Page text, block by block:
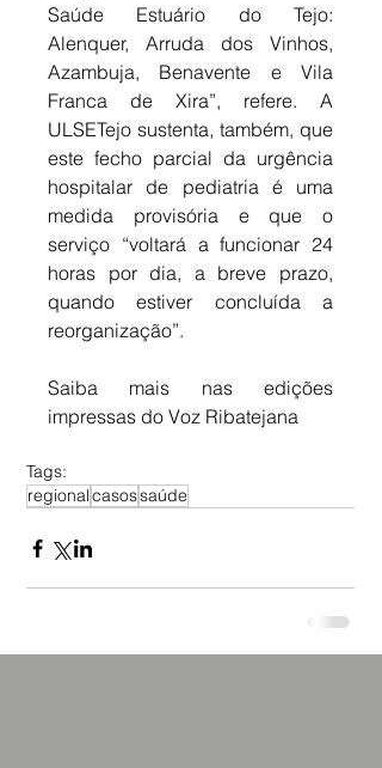
Saúde Estuário do Tejo:
Alenquer, Arruda dos Vinhos,
Azambuja, Benavente e Vila
Franca de Xira”, refere. A
ULSETejo sustenta, também, que
este fecho parcial da urgência
hospitalar de pediatria é uma
medida provisória e que o
serviço “voltará a funcionar 24
horas por dia, a breve prazo,
quando estiver concluída a
reorganização”.
Saiba mais nas edições
impressas do Voz Ribatejana
Tags:
regionalcasossaúde